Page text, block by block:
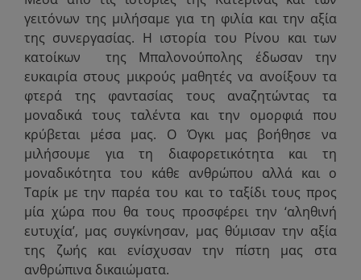
γειτόνων της μιλήσαμε για τη φιλία και την αξία
της συνεργασίας. Η ιστορία του Ρίνου και των
κατοίκων της Μπαλονούπολης έδωσαν την
ευκαιρία στους μικρούς μαθητές να ανοίξουν τα
φτερά της φαντασίας τους αναζητώντας τα
μοναδικά τους ταλέντα και την ομορφιά που
κρύβεται μέσα μας. Ο Όγκι μας βοήθησε να
μιλήσουμε για τη διαφορετικότητα και τη
μοναδικότητα του κάθε ανθρώπου αλλά και ο
Ταρίκ με την παρέα του και το ταξίδι τους προς
μία χώρα που θα τους προσφέρει την ‘αληθινή
ευτυχία’, μας συγκίνησαν, μας θύμισαν την αξία
της ζωής και ενίσχυσαν την πίστη μας στα
ανθρώπινα δικαιώματα.